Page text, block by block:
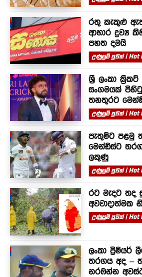
රතු කැකුළු
ආහාර ද්‍රව්‍ය
පහත දමයි
උණුසුම් පුවත් | Hot
ශ්‍රී ලංකා
සංගමයක්
තනතුරට
උණුසුම් පුවත් | Hot
පැතුම්ට පළමු
මෙන්ඩිස්ට
ලකුණු
උණුසුම් පුවත් | Hot
රට මැදට තද
අවවාදාත්මක
උණුසුම් පුවත් | Hot
ලංකා ප්‍රිමියර්
තරගය අද –
නරඹන්න